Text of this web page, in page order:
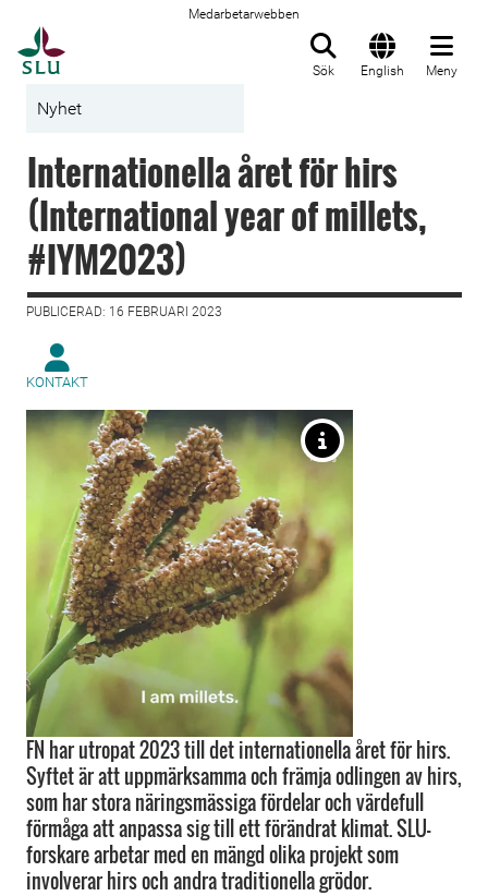
Medarbetarwebben
Sök English Meny
Nyhet
Internationella året för hirs
(International year of millets,
#IYM2023)
PUBLICERAD: 16 FEBRUARI 2023
KONTAKT
FN har utropat 2023 till det internationella året för hirs.
Syftet är att uppmärksamma och främja odlingen av hirs,
som har stora näringsmässiga fördelar och värdefull
förmåga att anpassa sig till ett förändrat klimat. SLU-
forskare arbetar med en mängd olika projekt som
involverar hirs och andra traditionella grödor.